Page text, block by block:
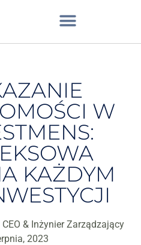
W
KAŻDYM
& Inżynier Zarządzający
2023